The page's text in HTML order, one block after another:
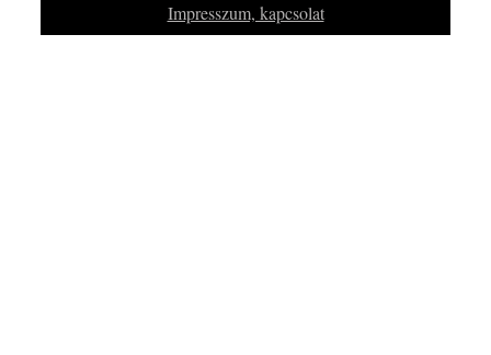
Impresszum, kapcsolat